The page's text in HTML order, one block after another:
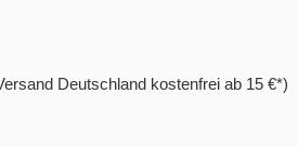
Deutschland kostenfrei ab 15 €*)